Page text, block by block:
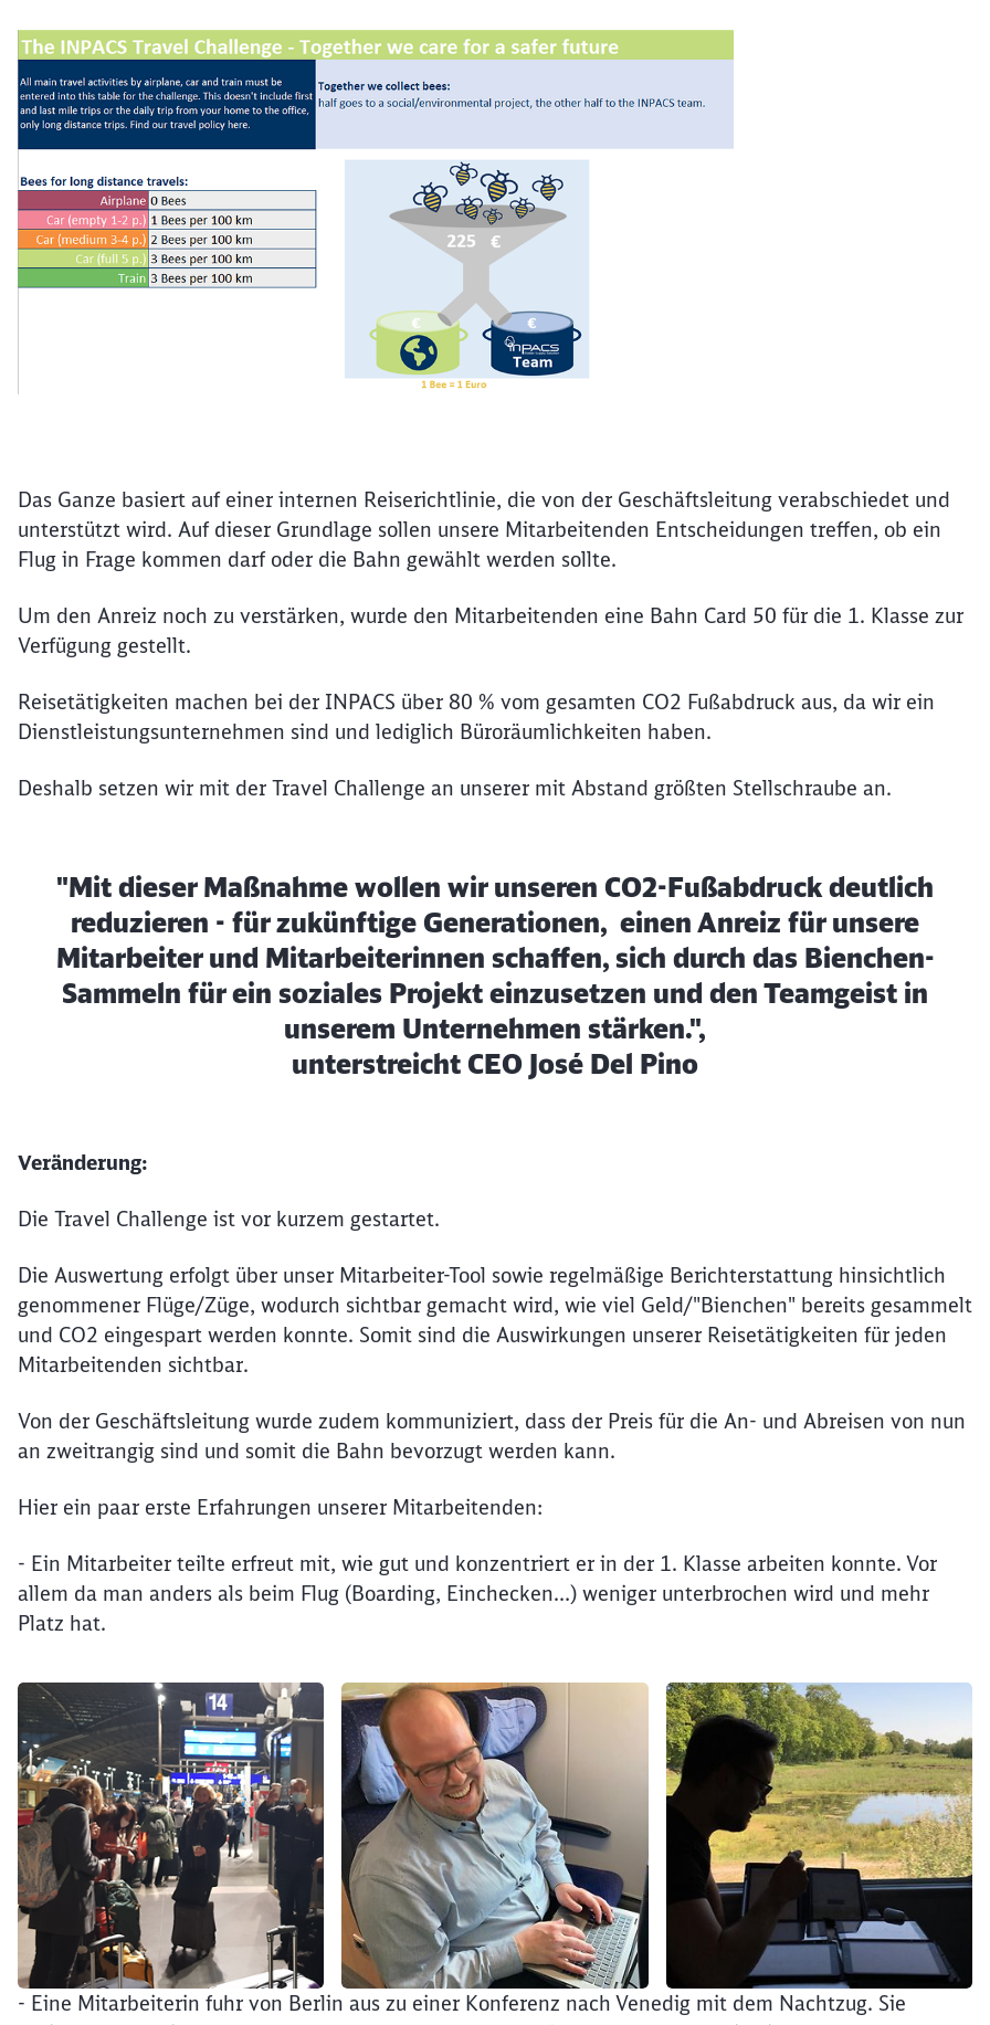
Das Ganze basiert auf einer internen Reiserichtlinie, die von der Geschäftsleitung verabschiedet und
unterstützt wird. Auf dieser Grundlage sollen unsere Mitarbeitenden Entscheidungen treffen, ob ein
Flug in Frage kommen darf oder die Bahn gewählt werden sollte.
Um den Anreiz noch zu verstärken, wurde den Mitarbeitenden eine Bahn Card 50 für die 1. Klasse zur
Verfügung gestellt.
Reisetätigkeiten machen bei der INPACS über 80 % vom gesamten CO2 Fußabdruck aus, da wir ein
Dienstleistungsunternehmen sind und lediglich Büroräumlichkeiten haben.
Deshalb setzen wir mit der Travel Challenge an unserer mit Abstand größten Stellschraube an.
"Mit dieser Maßnahme wollen wir unseren CO2-Fußabdruck deutlich
reduzieren - für zukünftige Generationen, einen Anreiz für unsere
Mitarbeiter und Mitarbeiterinnen schaffen, sich durch das Bienchen-
Sammeln für ein soziales Projekt einzusetzen und den Teamgeist in
unserem Unternehmen stärken.",
unterstreicht CEO José Del Pino
Veränderung:
Die Travel Challenge ist vor kurzem gestartet.
Die Auswertung erfolgt über unser Mitarbeiter-Tool sowie regelmäßige Berichterstattung hinsichtlich
genommener Flüge/Züge, wodurch sichtbar gemacht wird, wie viel Geld/"Bienchen" bereits gesammelt
und CO2 eingespart werden konnte. Somit sind die Auswirkungen unserer Reisetätigkeiten für jeden
Mitarbeitenden sichtbar.
Von der Geschäftsleitung wurde zudem kommuniziert, dass der Preis für die An- und Abreisen von nun
an zweitrangig sind und somit die Bahn bevorzugt werden kann.
Hier ein paar erste Erfahrungen unserer Mitarbeitenden:
- Ein Mitarbeiter teilte erfreut mit, wie gut und konzentriert er in der 1. Klasse arbeiten konnte. Vor
allem da man anders als beim Flug (Boarding, Einchecken…) weniger unterbrochen wird und mehr
Platz hat.
Klicken, um den folgenden Slider zu überspringen
Ende des Sliders
- Eine Mitarbeiterin fuhr von Berlin aus zu einer Konferenz nach Venedig mit dem Nachtzug. Sie
Möchten Sie zu weitergeleitet werden?